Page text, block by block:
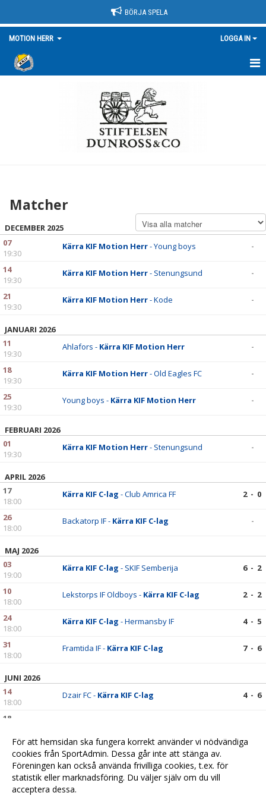
BÖRJA SPELA
MOTION HERR LOGGA IN
DOKUMENT
Matcher
DECEMBER 2025
07
19:30
Kärra KIF Motion Herr- Young boys -
14
19:30
Kärra KIF Motion Herr- Stenungsund -
21
19:30
Kärra KIF Motion Herr- Kode -
JANUARI 2026
11
19:30
Ahlafors - Kärra KIF Motion Herr -
18
19:30
Kärra KIF Motion Herr- Old Eagles FC -
25
19:30
Young boys - Kärra KIF Motion Herr -
FEBRUARI 2026
01
19:30
Kärra KIF Motion Herr- Stenungsund -
APRIL 2026
17
18:00
Kärra KIF C-lag - Club Amrica FF 2 - 0
26
18:00
Backatorp IF - Kärra KIF C-lag -
MAJ 2026
03
19:00
Kärra KIF C-lag - SKIF Semberija 6 - 2
10
18:00
Lekstorps IF Oldboys - Kärra KIF C-lag 2 - 2
24
18:00
Kärra KIF C-lag - Hermansby IF 4 - 5
31
18:00
Framtida IF - Kärra KIF C-lag 7 - 6
JUNI 2026
14
18:00
Dzair FC - Kärra KIF C-lag 4 - 6
18
För att hemsidan ska fungera korrekt använder vi nödvändiga
cookies från SportAdmin. Dessa går inte att stänga av.
Föreningen kan också använda frivilliga cookies, t.ex. för
statistik eller marknadsföring. Du väljer själv om du vill
acceptera dessa.